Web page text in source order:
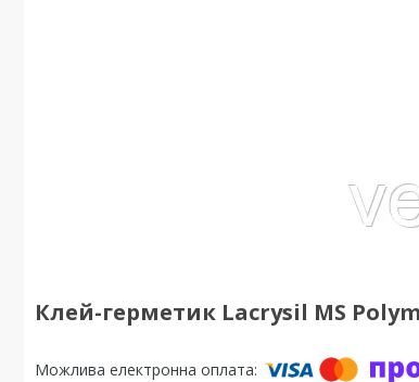
Клей-герметик Lacrysil MS